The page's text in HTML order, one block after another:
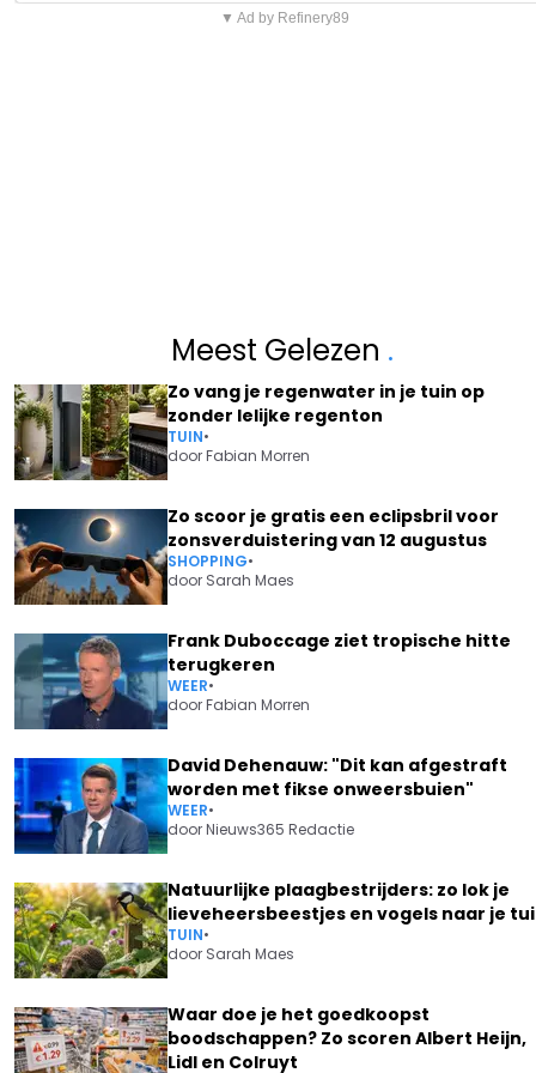
▼ Ad by Refinery89
Meest Gelezen .
Zo vang je regenwater in je tuin op
zonder lelijke regenton
TUIN•
doorFabian Morren
Zo scoor je gratis een eclipsbril voor
zonsverduistering van 12 augustus
SHOPPING•
door Sarah Maes
Frank Duboccage ziet tropische hitte
terugkeren
WEER•
doorFabian Morren
David Dehenauw: "Dit kan afgestraft
worden met fikse onweersbuien"
WEER•
doorNieuws365 Redactie
Natuurlijke plaagbestrijders: zo lok je
lieveheersbeestjes en vogels naar je
TUIN•
door Sarah Maes
Waar doe je het goedkoopst
boodschappen? Zo scoren Albert Heijn,
Lidl en Colruyt